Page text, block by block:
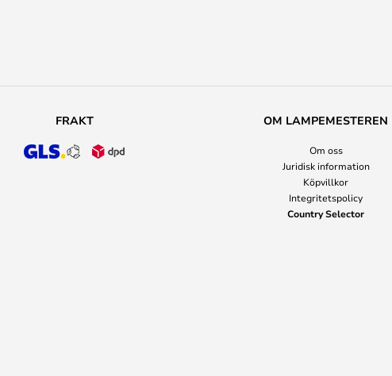
FRAKT OM LAMPEMESTEREN
Om oss
Juridisk information
Köpvillkor
Integritetspolicy
Country Selector